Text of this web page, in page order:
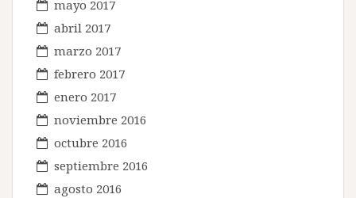
mayo 2017
abril 2017
marzo 2017
febrero 2017
enero 2017
noviembre 2016
octubre 2016
septiembre 2016
agosto 2016